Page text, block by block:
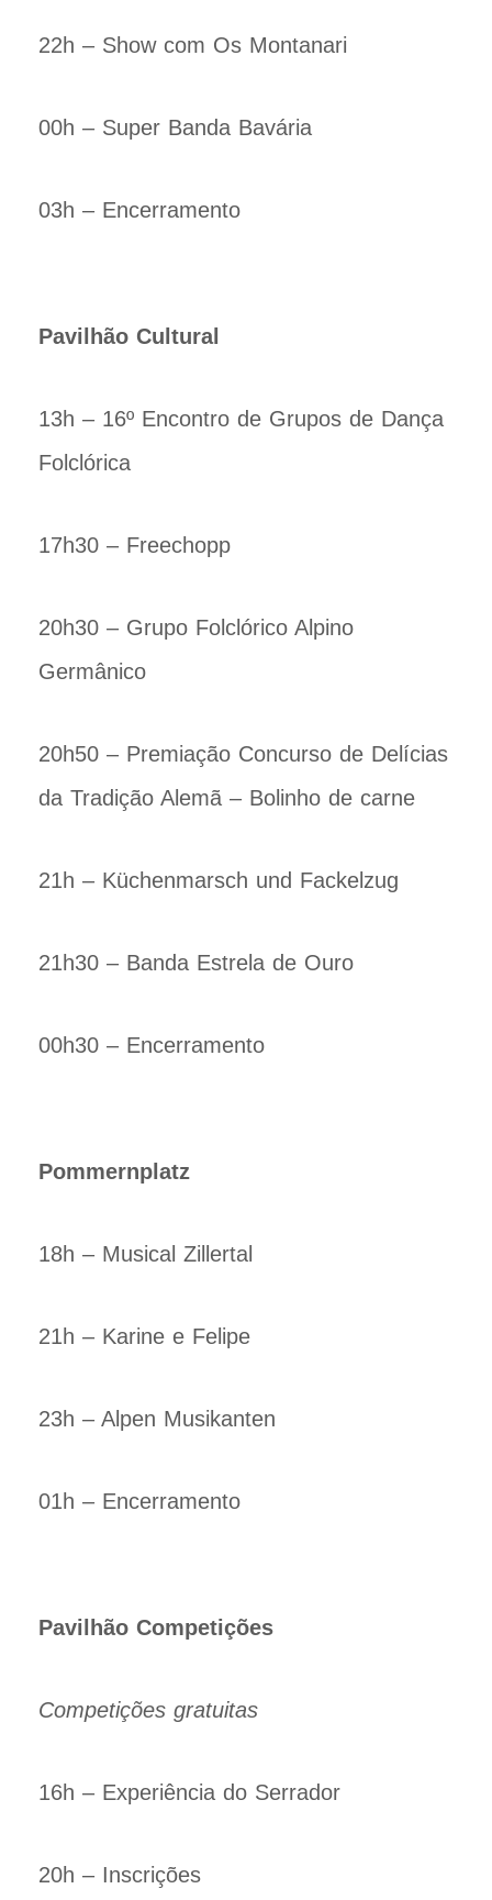
22h – Show com Os Montanari
00h – Super Banda Bavária
03h – Encerramento
Pavilhão Cultural
13h – 16º Encontro de Grupos de Dança
Folclórica
17h30 – Freechopp
20h30 – Grupo Folclórico Alpino
Germânico
20h50 – Premiação Concurso de Delícias
da Tradição Alemã – Bolinho de carne
21h – Küchenmarsch und Fackelzug
21h30 – Banda Estrela de Ouro
00h30 – Encerramento
Pommernplatz
18h – Musical Zillertal
21h – Karine e Felipe
23h – Alpen Musikanten
01h – Encerramento
Pavilhão Competições
Competições gratuitas
16h – Experiência do Serrador
20h – Inscrições